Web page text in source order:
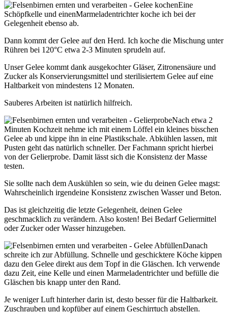
Eine
Schöpfkelle und einenMarmeladentrichter koche ich bei der
Gelegenheit ebenso ab.
Dann kommt der Gelee auf den Herd. Ich koche die Mischung unter
Rühren bei 120°C etwa 2-3 Minuten sprudeln auf.
Unser Gelee kommt dank ausgekochter Gläser, Zitronensäure und
Zucker als Konservierungsmittel und sterilisiertem Gelee auf eine
Haltbarkeit von mindestens 12 Monaten.
Sauberes Arbeiten ist natürlich hilfreich.
Nach etwa 2
Minuten Kochzeit nehme ich mit einem Löffel ein kleines bisschen
Gelee ab und kippe ihn in eine Plastikschale. Abkühlen lassen, mit
Pusten geht das natürlich schneller. Der Fachmann spricht hierbei
von der Gelierprobe. Damit lässt sich die Konsistenz der Masse
testen.
Sie sollte nach dem Auskühlen so sein, wie du deinen Gelee magst:
Wahrscheinlich irgendeine Konsistenz zwischen Wasser und Beton.
Das ist gleichzeitig die letzte Gelegenheit, deinen Gelee
geschmacklich zu verändern. Also kosten! Bei Bedarf Geliermittel
oder Zucker oder Wasser hinzugeben.
Danach
schreite ich zur Abfüllung. Schnelle und geschicktere Köche kippen
dazu den Gelee direkt aus dem Topf in die Gläschen. Ich verwende
dazu Zeit, eine Kelle und einen Marmeladentrichter und befülle die
Gläschen bis knapp unter den Rand.
Je weniger Luft hinterher darin ist, desto besser für die Haltbarkeit.
Zuschrauben und kopfüber auf einem Geschirrtuch abstellen.